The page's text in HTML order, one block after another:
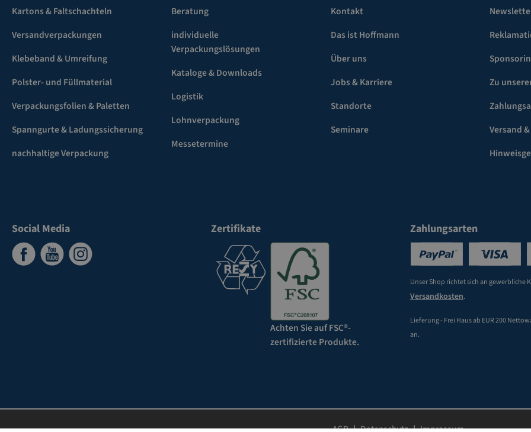
Kartons & Faltschachteln
Versandverpackungen
Klebeband & Umreifung
Polster- und Füllmaterial
Verpackungsfolien & Paletten
Spanngurte & Ladungssicherung
nachhaltige Verpackung
Beratung
individuelle
Verpackungslösungen
Kataloge & Downloads
Logistik
Lohnverpackung
Messetermine
Kontakt
Das ist Hoffmann
Über uns
Jobs & Karriere
Standorte
Seminare
Zu
Versand
Social Media Zertifikate
Achten Sie auf FSC®-
zertifizierte Produkte.
Zahlungsarten
Unser Shop richtet sich an gewerbliche
Versandkosten.
Lieferung - Frei Haus ab EUR 200
an.
AGB Datenschutz Impressum